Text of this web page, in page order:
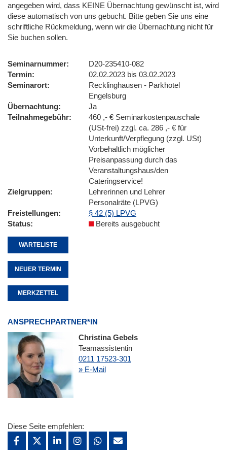
angegeben wird, dass KEINE Übernachtung gewünscht ist, wird
diese automatisch von uns gebucht. Bitte geben Sie uns eine
schriftliche Rückmeldung, wenn wir die Übernachtung nicht für
Sie buchen sollen.
Seminarnummer
D20-235410-082
Termin
02.02.2023 bis 03.02.2023
Seminarort
Recklinghausen - Parkhotel
Engelsburg
Übernachtung
Ja
Teilnahmegebühr
460 ,- € Seminarkostenpauschale
(USt-frei) zzgl. ca. 286 ,- € für
Unterkunft/Verpflegung (zzgl. USt)
Vorbehaltlich möglicher
Preisanpassung durch das
Veranstaltungshaus/den
Cateringservice!
Zielgruppen
Lehrerinnen und Lehrer
Personalräte (LPVG)
Freistellungen
§ 42 (5) LPVG
Status
Bereits ausgebucht
WARTELISTE
NEUER TERMIN
MERKZETTEL
ANSPRECHPARTNER*IN
Christina Gebels
Teamassistentin
0211 17523-301
» E-Mail
Diese Seite empfehlen: